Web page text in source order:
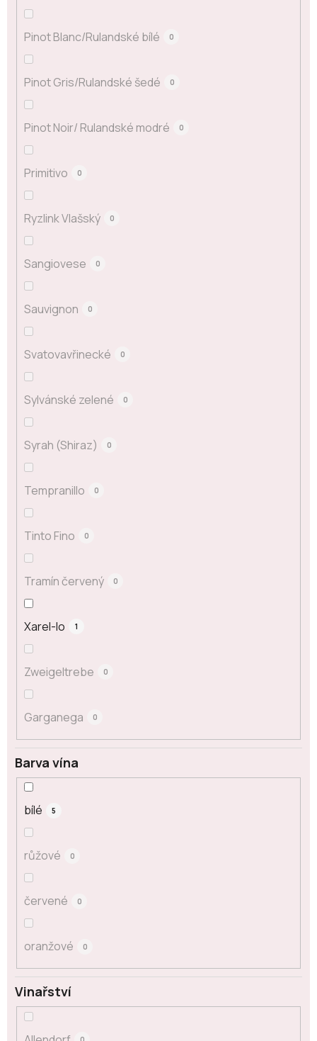
Pinot Blanc/Rulandské bílé 0
Pinot Gris/Rulandské šedé 0
Pinot Noir/ Rulandské modré 0
Primitivo 0
Ryzlink Vlašský 0
Sangiovese 0
Sauvignon 0
Svatovavřinecké 0
Sylvánské zelené 0
Syrah (Shiraz) 0
Tempranillo 0
Tinto Fino 0
Tramín červený 0
Xarel-lo 1
Zweigeltrebe 0
Garganega 0
Barva vína
bílé 5
růžové 0
červené 0
oranžové 0
Vinařství